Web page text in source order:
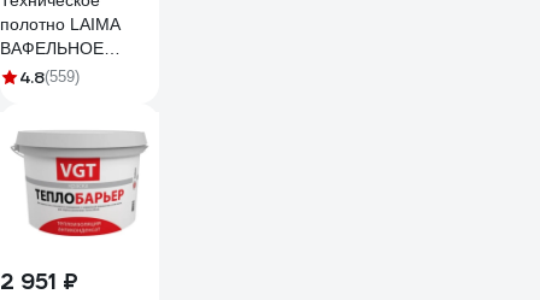
полотно LAIMA
ВАФЕЛЬНОЕ
отбеленное, рулон
604753
4.8(559)
2 951 ₽